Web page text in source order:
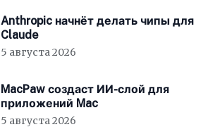
Anthropic начнёт делать чипы для
Claude
5 августа 2026
MacPaw создаст ИИ-слой для
приложений Mac
5 августа 2026